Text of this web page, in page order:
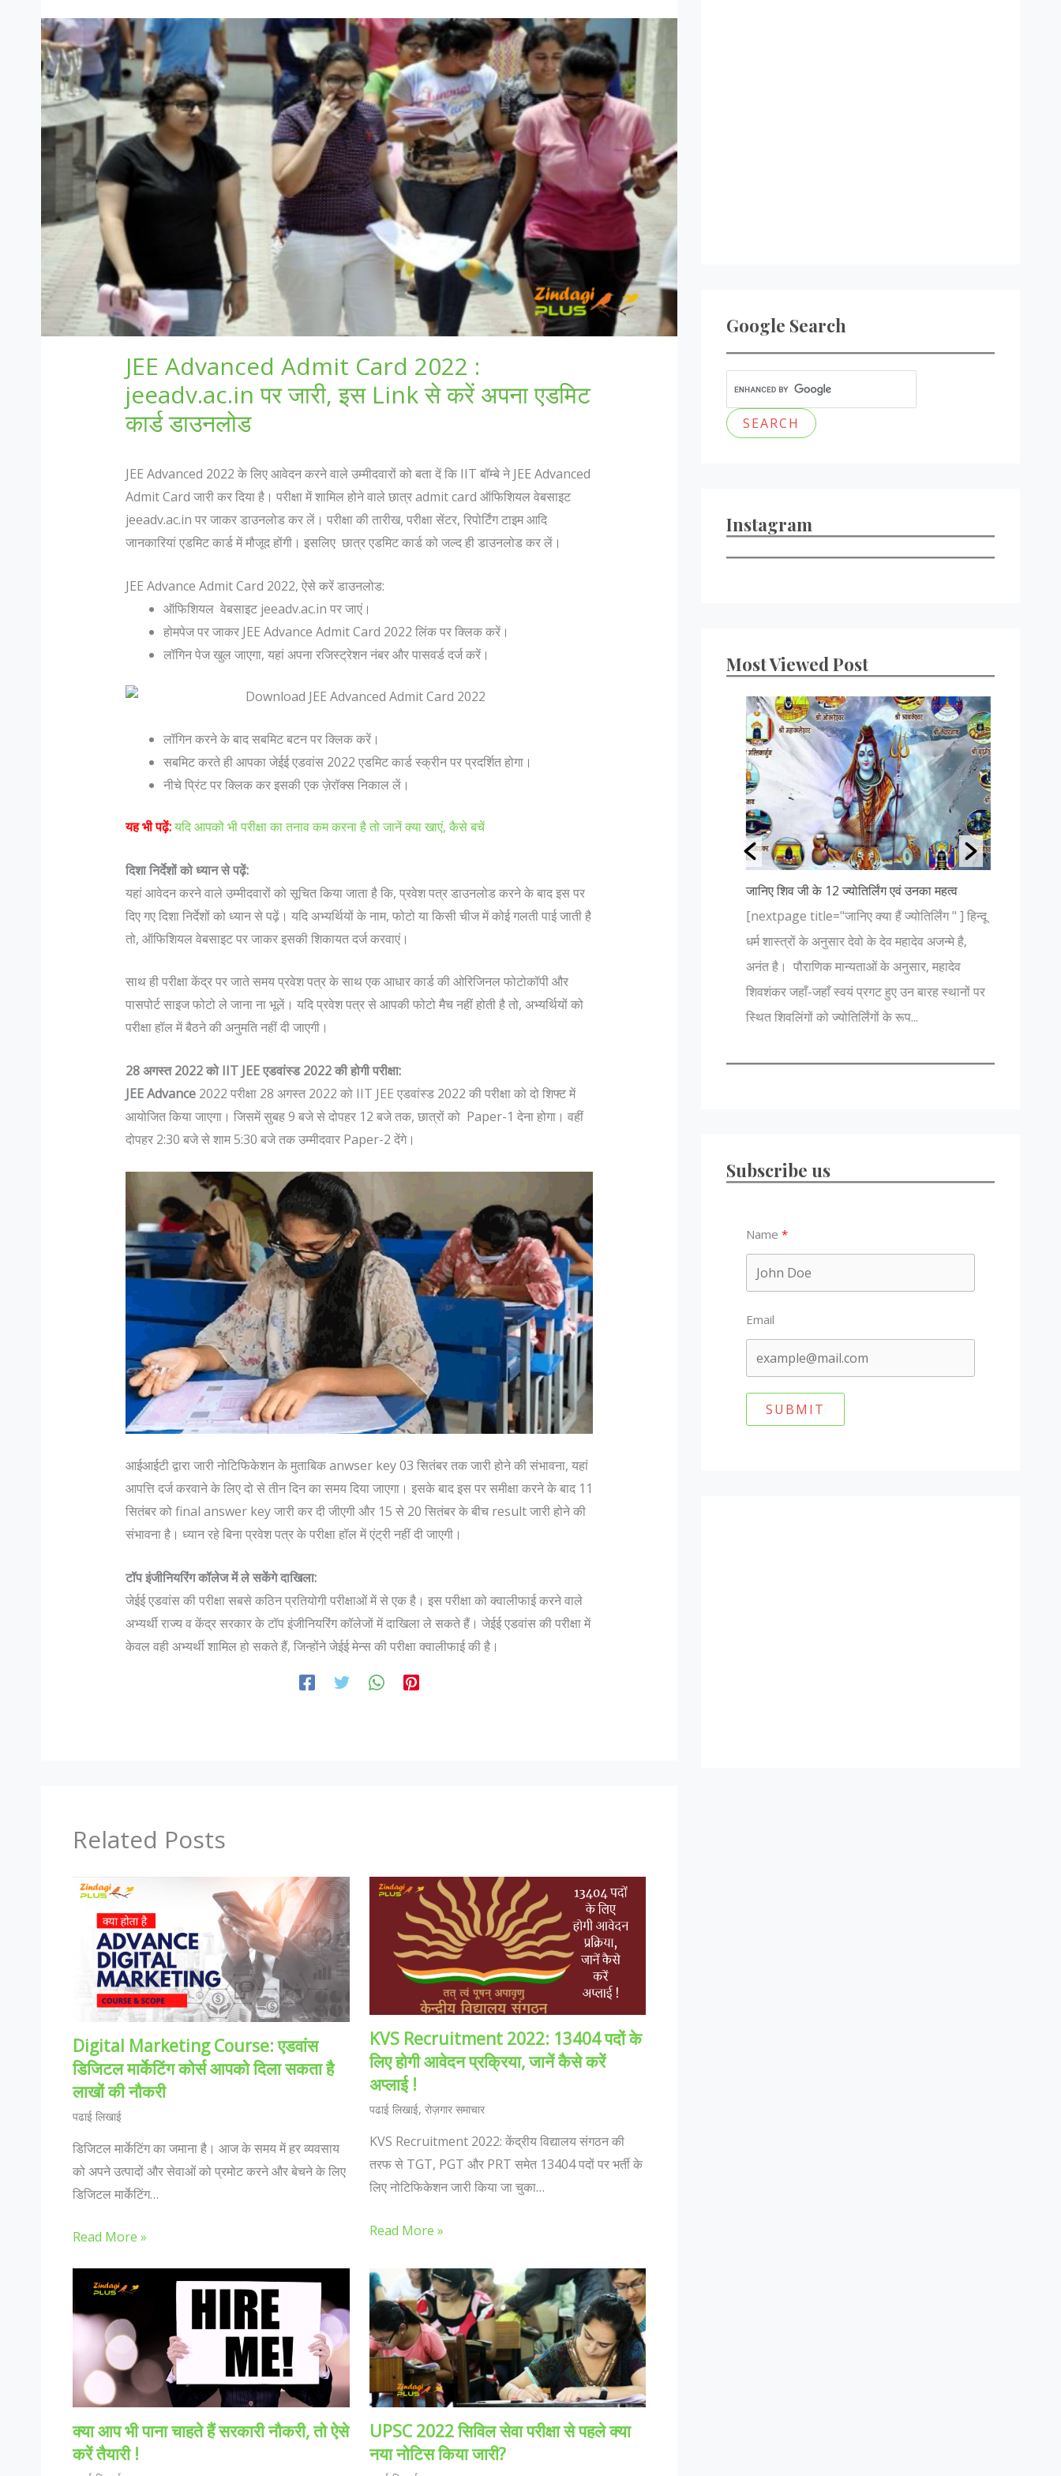
JEE Advanced Admit Card 2022 :
jeeadv.ac.in पर जारी, इस Link से करें अपना एडमिट
कार्ड डाउनलोड
JEE Advanced 2022 के लिए आवेदन करने वाले उम्मीदवारों को बता दें कि IIT बॉम्बे ने JEE Advanced
Admit Card जारी कर दिया है। परीक्षा में शामिल होने वाले छात्र admit card ऑफिशियल वेबसाइट
jeeadv.ac.in पर जाकर डाउनलोड कर लें। परीक्षा की तारीख, परीक्षा सेंटर, रिपोर्टिंग टाइम आदि
जानकारियां एडमिट कार्ड में मौजूद होंगी। इसलिए छात्र एडमिट कार्ड को जल्द ही डाउनलोड कर लें।
JEE Advance Admit Card 2022, ऐसे करें डाउनलोड:
ऑफिशियल वेबसाइट jeeadv.ac.in पर जाएं।
होमपेज पर जाकर JEE Advance Admit Card 2022 लिंक पर क्लिक करें।
लॉगिन पेज खुल जाएगा, यहां अपना रजिस्ट्रेशन नंबर और पासवर्ड दर्ज करें।
लॉगिन करने के बाद सबमिट बटन पर क्लिक करें।
सबमिट करते ही आपका जेईई एडवांस 2022 एडमिट कार्ड स्क्रीन पर प्रदर्शित होगा।
नीचे प्रिंट पर क्लिक कर इसकी एक ज़ेरॉक्स निकाल लें।
यह भी पढ़ें:यदि आपको भी परीक्षा का तनाव कम करना है तो जानें क्या खाएं, कैसे बचें
दिशा निर्देशों को ध्यान से पढ़ें:
यहां आवेदन करने वाले उम्मीदवारों को सूचित किया जाता है कि, प्रवेश पत्र डाउनलोड करने के बाद इस पर
दिए गए दिशा निर्देशों को ध्यान से पढ़ें। यदि अभ्यर्थियों के नाम, फोटो या किसी चीज में कोई गलती पाई जाती है
तो, ऑफिशियल वेबसाइट पर जाकर इसकी शिकायत दर्ज करवाएं।
साथ ही परीक्षा केंद्र पर जाते समय प्रवेश पत्र के साथ एक आधार कार्ड की ओरिजिनल फोटोकॉपी और
पासपोर्ट साइज फोटो ले जाना ना भूलें। यदि प्रवेश पत्र से आपकी फोटो मैच नहीं होती है तो, अभ्यर्थियों को
परीक्षा हॉल में बैठने की अनुमति नहीं दी जाएगी।
28 अगस्त 2022 को IIT JEE एडवांस्ड 2022 की होगी परीक्षा:
JEE Advance 2022 परीक्षा 28 अगस्त 2022 को IIT JEE एडवांस्ड 2022 की परीक्षा को दो शिफ्ट में
आयोजित किया जाएगा। जिसमें सुबह 9 बजे से दोपहर 12 बजे तक, छात्रों को Paper-1 देना होगा। वहीं
दोपहर 2:30 बजे से शाम 5:30 बजे तक उम्मीदवार Paper-2 देंगे।
आईआईटी द्वारा जारी नोटिफिकेशन के मुताबिक anwser key 03 सितंबर तक जारी होने की संभावना, यहां
आपत्ति दर्ज करवाने के लिए दो से तीन दिन का समय दिया जाएगा। इसके बाद इस पर समीक्षा करने के बाद 11
सितंबर को final answer key जारी कर दी जीएगी और 15 से 20 सितंबर के बीच result जारी होने की
संभावना है। ध्यान रहे बिना प्रवेश पत्र के परीक्षा हॉल में एंट्री नहीं दी जाएगी।
टॉप इंजीनियरिंग कॉलेज में ले सकेंगे दाखिला:
जेईई एडवांस की परीक्षा सबसे कठिन प्रतियोगी परीक्षाओं में से एक है। इस परीक्षा को क्वालीफाई करने वाले
अभ्यर्थी राज्य व केंद्र सरकार के टॉप इंजीनियरिंग कॉलेजों में दाखिला ले सकते हैं। जेईई एडवांस की परीक्षा में
केवल वही अभ्यर्थी शामिल हो सकते हैं, जिन्होंने जेईई मेन्स की परीक्षा क्वालीफाई की है।
Related Posts
Digital Marketing Course: एडवांस
डिजिटल मार्केटिंग कोर्स आपको दिला सकता है
लाखों की नौकरी
पढाई लिखाई
डिजिटल मार्केटिंग का जमाना है। आज के समय में हर व्यवसाय
को अपने उत्पादों और सेवाओं को प्रमोट करने और बेचने के लिए
डिजिटल मार्केटिंग…
Read More »
KVS Recruitment 2022: 13404 पदों के
लिए होगी आवेदन प्रक्रिया, जानें कैसे करें
अप्लाई !
पढाई लिखाई, रोज़गार समाचार
KVS Recruitment 2022: केंद्रीय विद्यालय संगठन की
तरफ से TGT, PGT और PRT समेत 13404 पदों पर भर्ती के
लिए नोटिफिकेशन जारी किया जा चुका…
Read More »
क्या आप भी पाना चाहते हैं सरकारी नौकरी, तो ऐसे
करें तैयारी !
UPSC 2022 सिविल सेवा परीक्षा से पहले क्या
नया नोटिस किया जारी?
Google Search
Instagram
Most Viewed Post
गुजरात के सबसे स्वादिष्ट व्यंजन
अगर किसी मेहमान नवाजी की बात
भारतीय मेहमान नवाजी । आज भारतीयों
1857 की क्रांति के मुख्य क्रांतिकारी
1857 की क्रांति के विषय मे कहा जाता है कि 1857 की
क्रांति की शुरुवात कुछ ब्रिटेश इंडियन आर्मी के भारतीय
और नॉर्थ इंडिय के कुछ हिस्से मे ही लड़ा...
ये हैं 10 सबसे स्वादिष्ट राजस्थानी व्यंजन – राजस्थानी
खाने की लिस्ट
प्रसिद्ध बनती है वो है यहाँ के व्यंजन । राजस्थानी अपने
खाने को प्यार करते हैं और महमाननवाजी के लिए खुद
जानिए शिव जी के 12 ज्योतिर्लिंग एवं उनका महत्व
[nextpage title="जानिए क्या हैं ज्योतिर्लिंग " ] हिन्दू
धर्म शास्त्रों के अनुसार देवो के देव महादेव अजन्मे है,
अनंत है। पौराणिक मान्यताओं के अनुसार, महादेव
शिवशंकर जहाँ-जहाँ स्वयं प्रगट हुए उन बारह स्थानों पर
स्थित शिवलिंगों को ज्योतिर्लिंगों के रूप...
Subscribe us
Name
Email
SUBMIT